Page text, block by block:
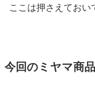
ここは押さえておい
今回のミヤマ商